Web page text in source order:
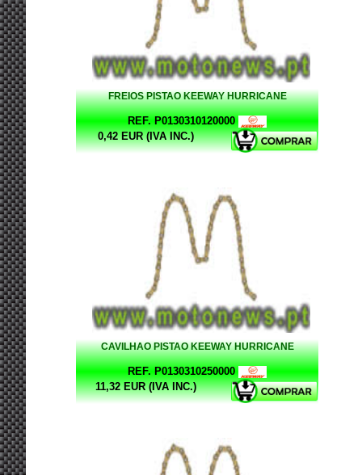
FREIOS PISTAO KEEWAY HURRICANE
REF. P0130310120000
0,42 EUR (IVA INC.)
CAVILHAO PISTAO KEEWAY HURRICANE
REF. P0130310250000
11,32 EUR (IVA INC.)